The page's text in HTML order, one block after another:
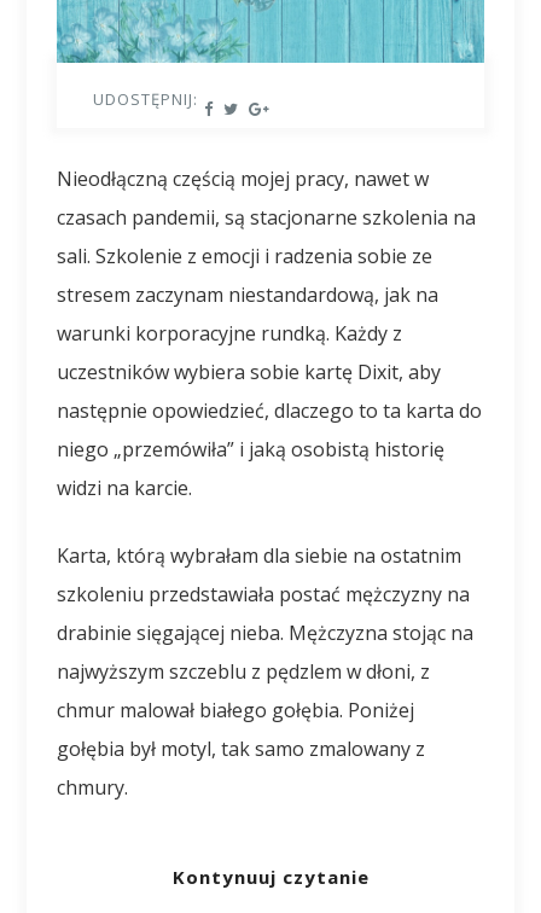
UDOSTĘPNIJ:
Nieodłączną częścią mojej pracy, nawet w
czasach pandemii, są stacjonarne szkolenia na
sali. Szkolenie z emocji i radzenia sobie ze
stresem zaczynam niestandardową, jak na
warunki korporacyjne rundką. Każdy z
uczestników wybiera sobie kartę Dixit, aby
następnie opowiedzieć, dlaczego to ta karta do
niego „przemówiła” i jaką osobistą historię
widzi na karcie.
Karta, którą wybrałam dla siebie na ostatnim
szkoleniu przedstawiała postać mężczyzny na
drabinie sięgającej nieba. Mężczyzna stojąc na
najwyższym szczeblu z pędzlem w dłoni, z
chmur malował białego gołębia. Poniżej
gołębia był motyl, tak samo zmalowany z
chmury.
Kontynuuj czytanie